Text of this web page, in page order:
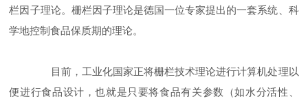
栏因子理论。栅栏因子理论是德国一位专家提出的一套系统、科
学地控制食品保质期的理论。
目前，工业化国家正将栅栏技术理论进行计算机处理以
便进行食品设计，也就是只要将食品有关参数（如水分活性、